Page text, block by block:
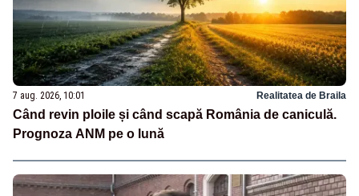
7 aug. 2026, 10:01 Realitatea de Braila
Când revin ploile și când scapă România de caniculă.
Prognoza ANM pe o lună